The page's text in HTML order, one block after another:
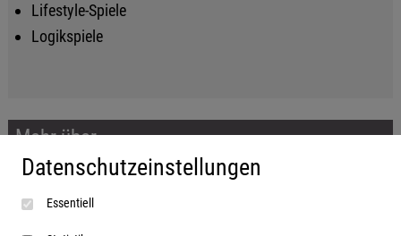
Lifestyle-Spiele
Logikspiele
Mehr über...
Impressum
AGB
Datenschutzerklärung
Datenschutzeinstellungen
Essentiell